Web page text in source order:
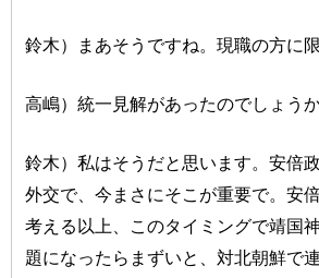
鈴木）まあそうですね。現職の方に
高嶋）統一見解があったのでしょう
鈴木）私はそうだと思います。安倍
外交で、今まさにそこが重要で。安
考える以上、このタイミングで靖国
題になったらまずいと、対北朝鮮で